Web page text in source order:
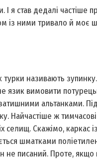
став дедалі частіше
із ними тривало й моє
називають
язик вимовити
альтанками.
Найчастіше ж
селищ. Скажімо, каркас
шматками
не писаний. Проте,